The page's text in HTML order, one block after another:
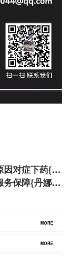
因对症下药{丹
务保障{丹娜鸶
MORE
MORE